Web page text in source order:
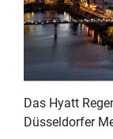
Das Hyatt
Düsseldorfer